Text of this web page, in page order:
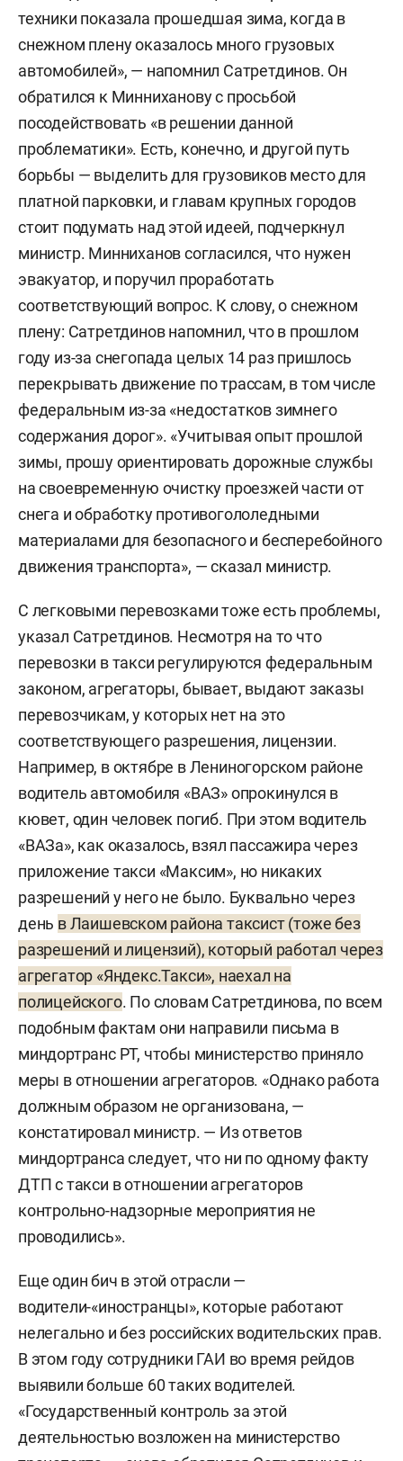
техники показала прошедшая зима, когда в
снежном плену оказалось много грузовых
автомобилей», — напомнил Сатретдинов. Он
обратился к Минниханову с просьбой
посодействовать «в решении данной
проблематики». Есть, конечно, и другой путь
борьбы — выделить для грузовиков место для
платной парковки, и главам крупных городов
стоит подумать над этой идеей, подчеркнул
министр. Минниханов согласился, что нужен
эвакуатор, и поручил проработать
соответствующий вопрос. К слову, о снежном
плену: Сатретдинов напомнил, что в прошлом
году из-за снегопада целых 14 раз пришлось
перекрывать движение по трассам, в том числе
федеральным из-за «недостатков зимнего
содержания дорог». «Учитывая опыт прошлой
зимы, прошу ориентировать дорожные службы
на своевременную очистку проезжей части от
снега и обработку противогололедными
материалами для безопасного и бесперебойного
движения транспорта», — сказал министр.
С легковыми перевозками тоже есть проблемы,
указал Сатретдинов. Несмотря на то что
перевозки в такси регулируются федеральным
законом, агрегаторы, бывает, выдают заказы
перевозчикам, у которых нет на это
соответствующего разрешения, лицензии.
Например, в октябре в Лениногорском районе
водитель автомобиля «ВАЗ» опрокинулся в
кювет, один человек погиб. При этом водитель
«ВАЗа», как оказалось, взял пассажира через
приложение такси «Максим», но никаких
разрешений у него не было. Буквально через
день в Лаишевском района таксист (тоже без
разрешений и лицензий), который работал через
агрегатор «Яндекс.Такси», наехал на
полицейского. По словам Сатретдинова, по всем
подобным фактам они направили письма в
миндортранс РТ, чтобы министерство приняло
меры в отношении агрегаторов. «Однако работа
должным образом не организована, —
констатировал министр. — Из ответов
миндортранса следует, что ни по одному факту
ДТП с такси в отношении агрегаторов
контрольно-надзорные мероприятия не
проводились».
Еще один бич в этой отрасли —
водители-«иностранцы», которые работают
нелегально и без российских водительских прав.
В этом году сотрудники ГАИ во время рейдов
выявили больше 60 таких водителей.
«Государственный контроль за этой
деятельностью возложен на министерство